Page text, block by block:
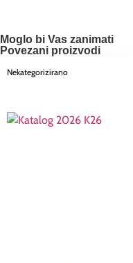
Your
total
0,00 €
Moglo bi Vas zanimati
Povezani proizvodi
Nekategorizirano